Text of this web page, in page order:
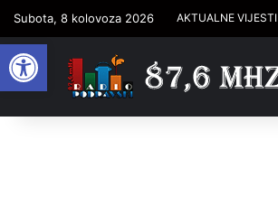
Open toolbar
Subota, 8 kolovoza 2026 AKTUALNE VIJESTI